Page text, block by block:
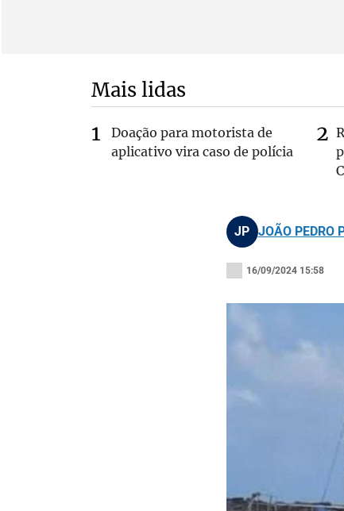
Mais lidas
Doação para motorista de
aplicativo vira caso de polícia
JP JOÃO PEDRO
16/09/2024 15:58